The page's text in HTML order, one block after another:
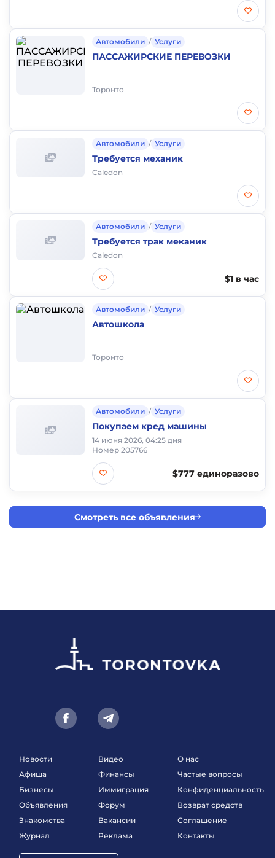
Автомобили / Услуги
ПАССАЖИРСКИЕ ПЕРЕВОЗКИ
Торонто
Автомобили / Услуги
Требуется механик
Caledon
Автомобили / Услуги
Требуется трак меканик
Caledon
$1 в час
Автомобили / Услуги
Автошкола
Торонто
Автомобили / Услуги
Покупаем кред машины
14 июня 2026, 04:25 дня
Номер 205766
$777 единоразово
Смотреть все объявления
Новости
Афиша
Бизнесы
Объявления
Знакомства
Журнал
Видео
Финансы
Иммиграция
Форум
Вакансии
Реклама
О нас
Частые вопросы
Конфиденциальность
Возврат средств
Соглашение
Контакты